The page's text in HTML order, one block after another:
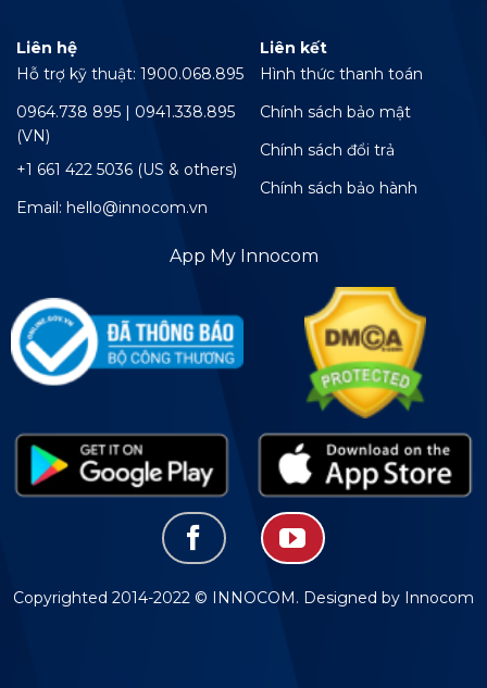
Liên hệ
Hỗ trợ kỹ thuật: 1900.068.895
0964.738 895 | 0941.338.895
(VN)
+1 661 422 5036 (US & others)
Email: hello@innocom.vn
Liên kết
Hình thức thanh toán
Chính sách bảo mật
Chính sách đổi trả
Chính sách bảo hành
App My Innocom
Copyrighted 2014-2022 © INNOCOM. Designed by Innocom